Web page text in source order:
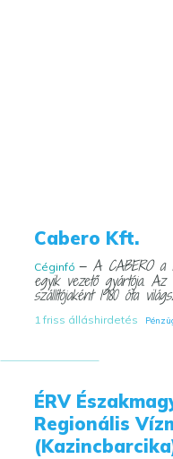
Cabero Kft.
Céginfó — A CABERO a
egyik vezető gyártója. Az
szállítójaként 1980 óta
1 friss álláshirdetés
ÉRV
Regionális